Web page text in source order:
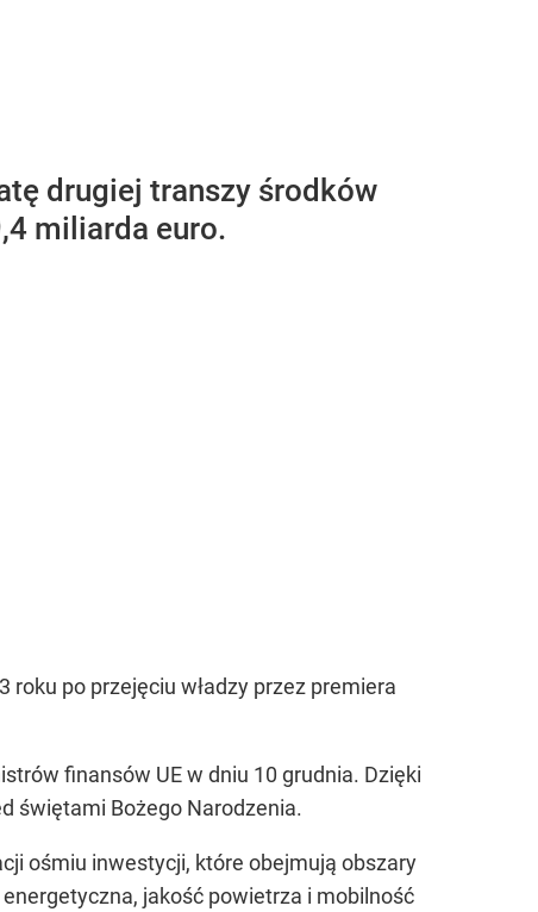
drugiej transzy środków
miliarda euro.
roku po przejęciu władzy przez premiera
finansów UE w dniu 10 grudnia. Dzięki
świętami Bożego Narodzenia.
ośmiu inwestycji, które obejmują obszary
jakość powietrza i mobilność